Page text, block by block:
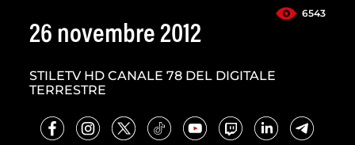
6543
26 novembre 2012
STILETV HD CANALE 78 DEL DIGITALE
TERRESTRE